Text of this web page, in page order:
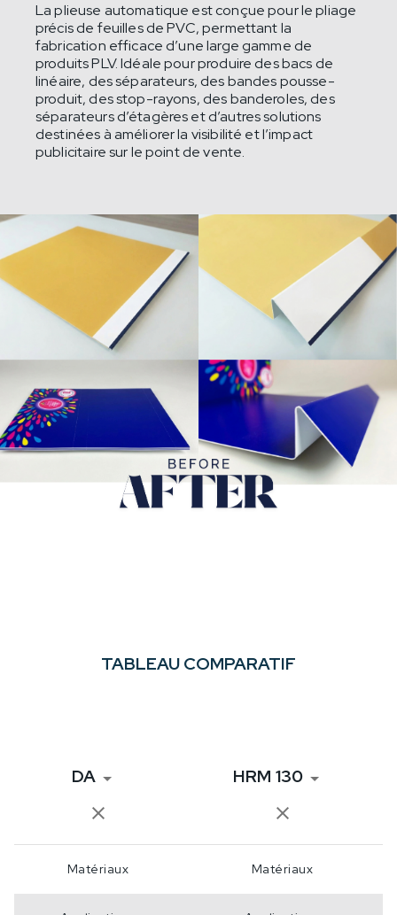
La plieuse automatique est conçue pour le pliage
précis de feuilles de PVC, permettant la
fabrication efficace d’une large gamme de
produits PLV. Idéale pour produire des bacs de
linéaire, des séparateurs, des bandes pousse-
produit, des stop-rayons, des banderoles, des
séparateurs d’étagères et d’autres solutions
destinées à améliorer la visibilité et l’impact
publicitaire sur le point de vente.
TABLEAU COMPARATIF
DA HRM 130
Matériaux Matériaux